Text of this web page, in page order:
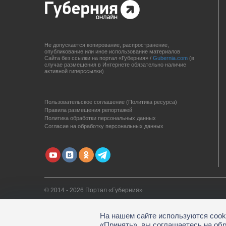
Не допускается копирование, распространение,
опубликование или иное использование материалов
Сайта без ссылки на портал «Губерния» / Gubernia.com (в
случае размещения в Интернете обязательно наличие
активной гиперссылки)
Пользовательское соглашение (Политика ресурса)
Правила размещения репортажей
Политика обработки персональных данных
Согласие на обработку персональных данных
© 2014 - 2026 Портал «Губерния»
На нашем сайте используются